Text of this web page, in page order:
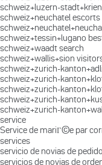
schweiz+luzern-
schweiz+neuchatel escorts
schweiz+tessin+lugano
schweiz+waadt search
schweiz+wallis+sion
schweiz+zurich-
schweiz+zurich-
schweiz+zurich-
schweiz+zurich-
schweiz+zurich-
service
Service de mariГ©e par
services
servicio de novias de
servicios de novias de